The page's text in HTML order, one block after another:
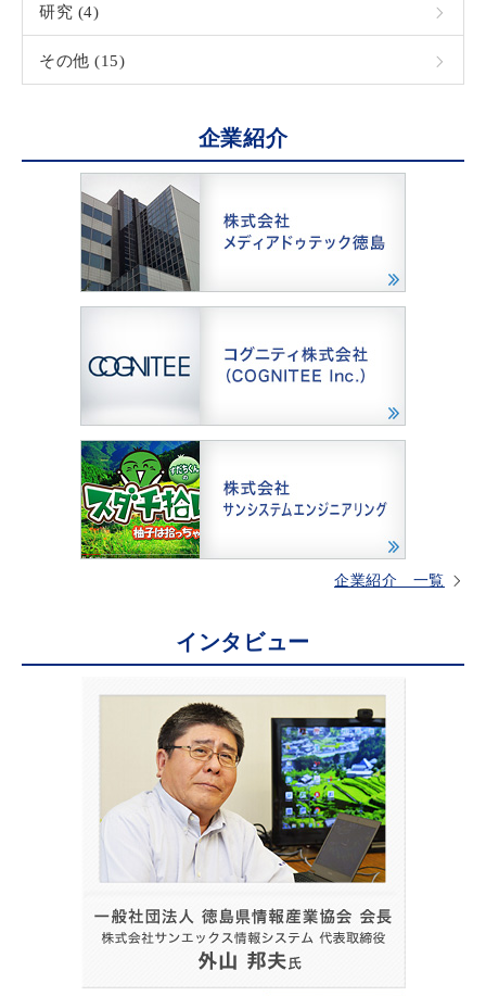
研究 (4)
その他 (15)
企業紹介
企業紹介 一覧
インタビュー